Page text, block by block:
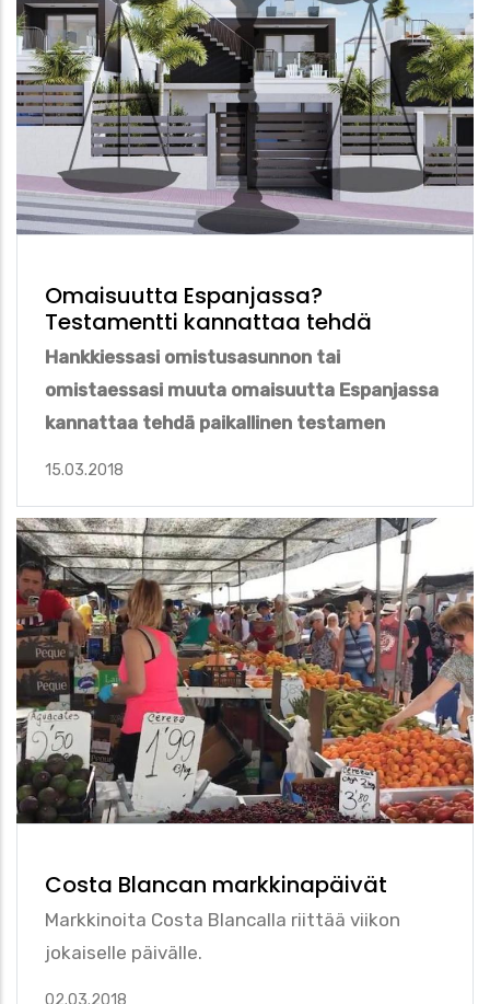
Omaisuutta Espanjassa?
Testamentti kannattaa tehdä
Hankkiessasi omistusasunnon tai
omistaessasi muuta omaisuutta Espanjassa
kannattaa tehdä paikallinen testamen
15.03.2018
Costa Blancan markkinapäivät
Markkinoita Costa Blancalla riittää viikon
jokaiselle päivälle.
02.03.2018